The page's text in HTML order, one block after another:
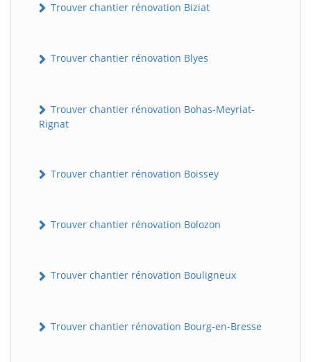
Trouver chantier rénovation Biziat
Trouver chantier rénovation Blyes
Trouver chantier rénovation Bohas-Meyriat-
Rignat
Trouver chantier rénovation Boissey
Trouver chantier rénovation Bolozon
Trouver chantier rénovation Bouligneux
Trouver chantier rénovation Bourg-en-Bresse